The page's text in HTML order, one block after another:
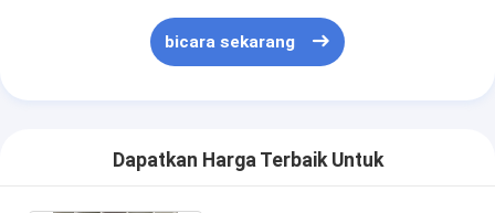
bicara sekarang
Dapatkan Harga Terbaik Untuk